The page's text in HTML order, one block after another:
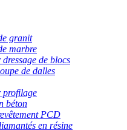
granit
marbre
de blocs
de dalles
profilage
béton
PCD
en résine